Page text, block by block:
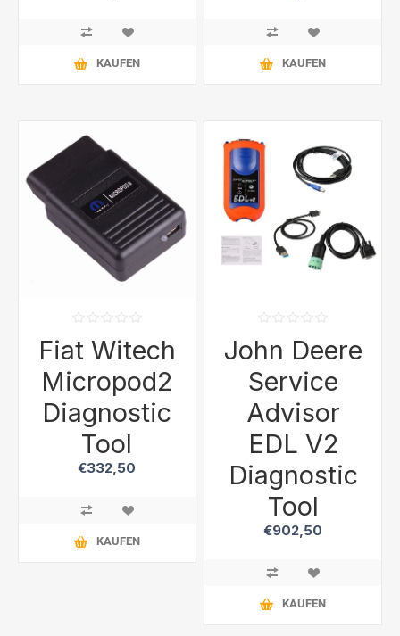
KAUFEN KAUFEN
Fiat Witech
Micropod2
Diagnostic
Tool
€332,50
KAUFEN
John Deere
Service
Advisor
EDL V2
Diagnostic
Tool
€902,50
KAUFEN